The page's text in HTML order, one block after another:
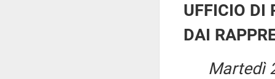
UFFICIO DI
DAI
Martedì